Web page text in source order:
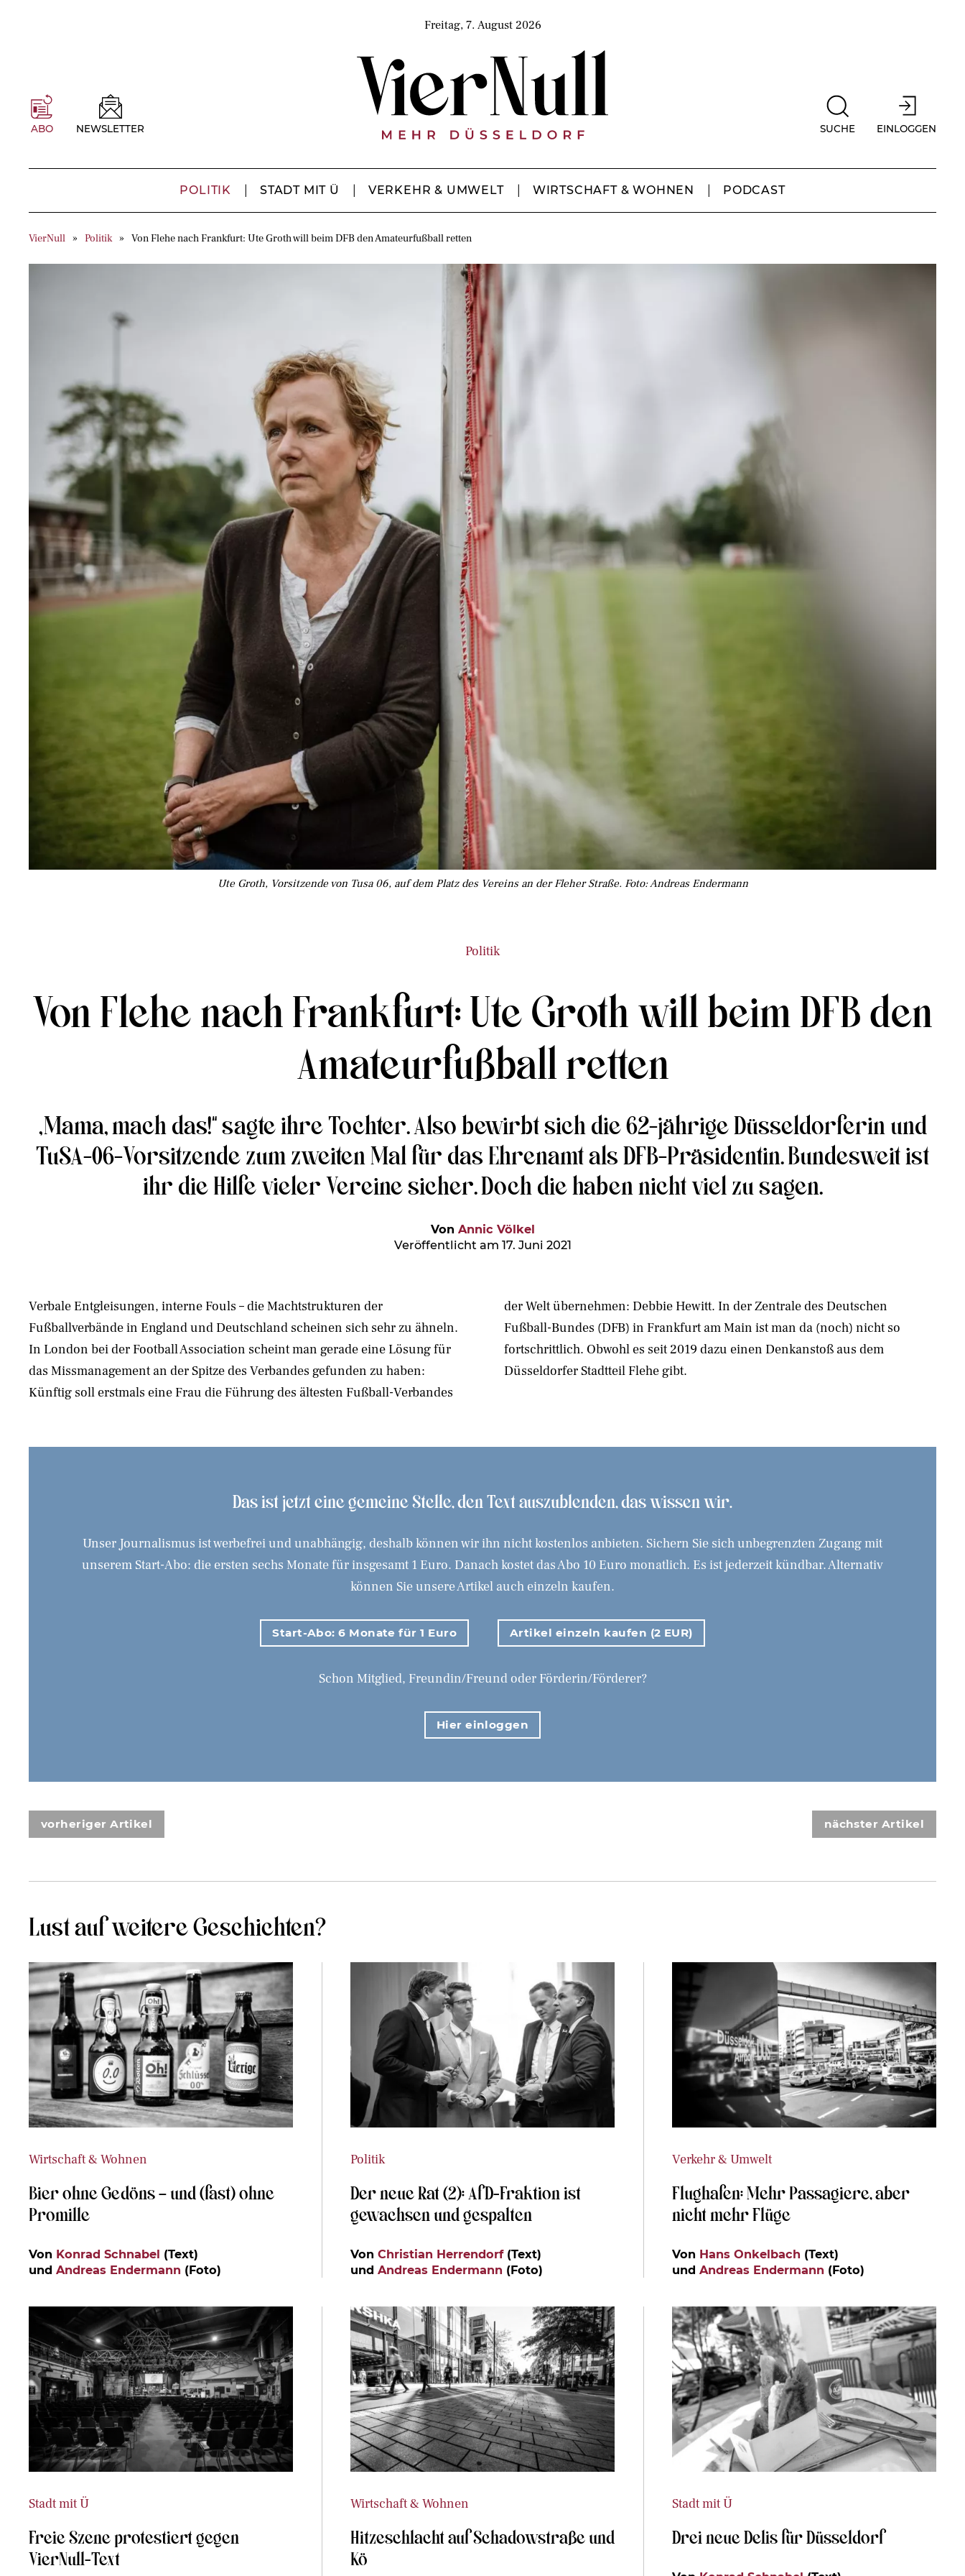
Freitag, 7. August 2026
ABO NEWSLETTER SUCHE EINLOGGEN
POLITIK STADT MIT Ü VERKEHR & UMWELT WIRTSCHAFT & WOHNEN PODCAST
VierNull Politik Von Flehe nach Frankfurt: Ute Groth will beim DFB den Amateurfußball retten
Ute Groth, Vorsitzende von Tusa 06, auf dem Platz des Vereins an der Fleher Straße. Foto: Andreas Endermann
Politik
Von Flehe nach Frankfurt: Ute Groth will beim DFB den
Amateurfußball retten
„Mama, mach das!“ sagte ihre Tochter. Also bewirbt sich die 62-jährige Düsseldorferin und
TuSA-06-Vorsitzende zum zweiten Mal für das Ehrenamt als DFB-Präsidentin. Bundesweit ist
ihr die Hilfe vieler Vereine sicher. Doch die haben nicht viel zu sagen.
Von Annic Völkel
Veröffentlicht am 17. Juni 2021
Verbale Entgleisungen, interne Fouls – die Machtstrukturen der
Fußballverbände in England und Deutschland scheinen sich sehr zu ähneln.
In London bei der Football Association scheint man gerade eine Lösung für
das Missmanagement an der Spitze des Verbandes gefunden zu haben:
Künftig soll erstmals eine Frau die Führung des ältesten Fußball-Verbandes
der Welt übernehmen: Debbie Hewitt. In der Zentrale des Deutschen
Fußball-Bundes (DFB) in Frankfurt am Main ist man da (noch) nicht so
fortschrittlich. Obwohl es seit 2019 dazu einen Denkanstoß aus dem
Düsseldorfer Stadtteil Flehe gibt.
Das ist jetzt eine gemeine Stelle, den Text auszublenden, das wissen wir.
Unser Journalismus ist werbefrei und unabhängig, deshalb können wir ihn nicht kostenlos anbieten. Sichern Sie sich unbegrenzten Zugang mit
unserem Start-Abo: die ersten sechs Monate für insgesamt 1 Euro. Danach kostet das Abo 10 Euro monatlich. Es ist jederzeit kündbar. Alternativ
können Sie unsere Artikel auch einzeln kaufen.
Start-Abo: 6 Monate für 1 Euro Artikel einzeln kaufen (2 EUR)
Schon Mitglied, Freundin/Freund oder Förderin/Förderer?
Hier einloggen
vorheriger Artikel nächster Artikel
Lust auf weitere Geschichten?
Wirtschaft & Wohnen
Bier ohne Gedöns – und (fast) ohne
Promille
Von Konrad Schnabel (Text)
und Andreas Endermann (Foto)
Politik
Der neue Rat (2): AfD-Fraktion ist
gewachsen und gespalten
Von Christian Herrendorf(Text)
und Andreas Endermann (Foto)
Verkehr & Umwelt
Flughafen: Mehr Passagiere, aber
nicht mehr Flüge
Von Hans Onkelbach (Text)
und Andreas Endermann (Foto)
Stadt mit Ü
Freie Szene protestiert gegen
VierNull-Text
Wirtschaft & Wohnen
Hitzeschlacht auf Schadowstraße und
Kö
Stadt mit Ü
Drei neue Delis für Düsseldorf